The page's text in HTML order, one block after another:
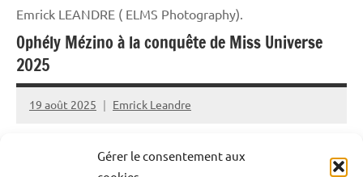
Gérer le consentement aux
Emrick LEANDRE ( ELMS Photography).
Ophély Mézino à la conquête de Miss Universe
2025
19 août 2025 Emrick Leandre
Ophély Mézino, figure emblématique des concours de
beauté, s’apprête à relever un nouveau défi : représenter